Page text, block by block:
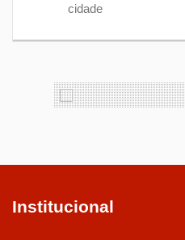
cidade
Institucional